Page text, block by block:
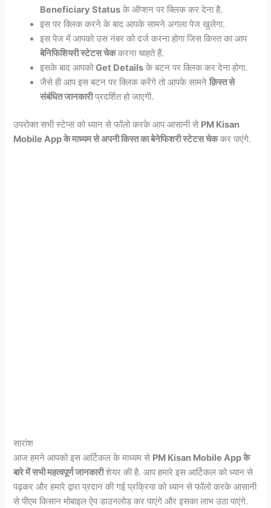
Beneficiary Status के ऑप्शन पर क्लिक कर देना है.
इस पर क्लिक करने के बाद आपके सामने अगला पेज खुलेगा.
इस पेज में आपको उस नंबर को दर्ज करना होगा जिस किस्त का आप
बेनिफिशियरी स्टेटस चेककरना चाहते हैं.
इसके बाद आपकोGet Details के बटन पर क्लिक कर देना होगा.
जैसे ही आप इस बटन पर क्लिक करेंगे तो आपके सामनेक़िस्त से
संबंधित जानकारीप्रदर्शित हो जाएगी.
उपरोक्त सभी स्टेप्स को ध्यान से फॉलो करके आप आसानी से PM Kisan
Mobile Appके माध्यम से अपनी किस्त का बेनेफिशरी स्टेटस चेककर पाएंगे.
सारांश
आज हमने आपको इस आर्टिकल के माध्यम से PM Kisan Mobile Appके
बारे में सभी महत्वपूर्ण जानकारीशेयर की है. आप हमारे इस आर्टिकल को ध्यान से
पढ़कर और हमारे द्वारा प्रदान की गई प्रक्रिया को ध्यान से फॉलो करके आसानी
से पीएम किसान मोबाइल ऐप डाउनलोड कर पाएंगे और इसका लाभ उठा पाएंगे.